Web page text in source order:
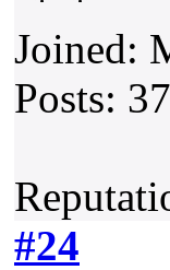
Joined:
Posts: 37
#24